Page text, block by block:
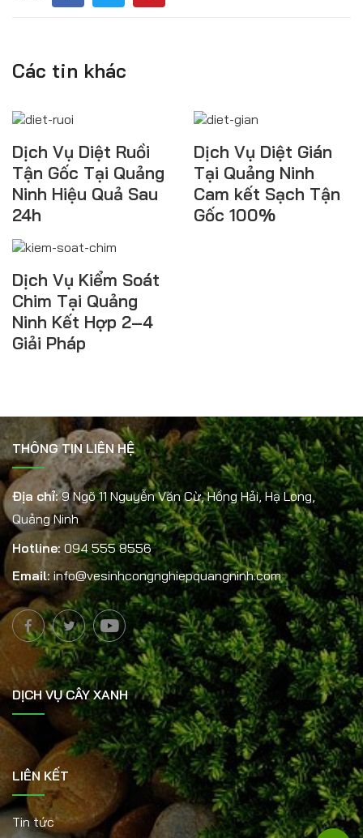
Các tin khác
Dịch Vụ Diệt Ruồi
Tận Gốc Tại Quảng
Ninh Hiệu Quả Sau
24h
Dịch Vụ Diệt Gián
Tại Quảng Ninh
Cam kết Sạch Tận
Gốc 100%
Dịch Vụ Kiểm Soát
Chim Tại Quảng
Ninh Kết Hợp 2–4
Giải Pháp
THÔNG TIN LIÊN HỆ
Địa chỉ: 9 Ngõ 11 Nguyễn Văn Cừ, Hồng Hải, Hạ Long,
Quảng Ninh
Hotline:094 555 8556
Email:info@vesinhcongnghiepquangninh.com
DỊCH VỤ CÂY XANH
LIÊN KẾT
Tin tức